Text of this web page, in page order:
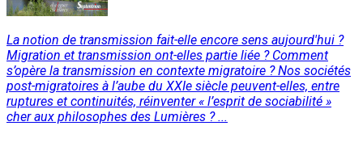
La notion de transmission fait-elle encore sens aujourd'hui ?
Migration et transmission ont-elles partie liée ? Comment
s’opère la transmission en contexte migratoire ? Nos sociétés
post-migratoires à l’aube du XXIe siècle peuvent-elles, entre
ruptures et continuités, réinventer « l’esprit de sociabilité »
cher aux philosophes des Lumières ? ...